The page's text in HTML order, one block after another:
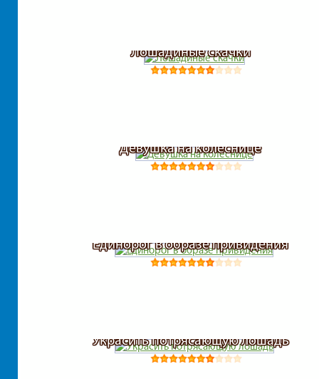
Лошадиные скачки
Девушка на колеснице
Единорог в образе привидения
Украсить потрясающую лошадь